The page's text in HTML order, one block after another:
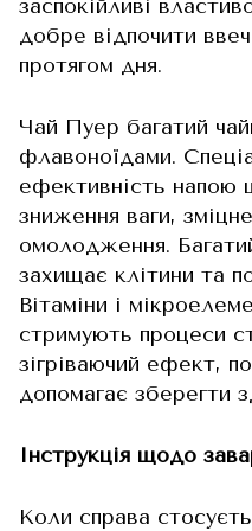
заспокійливі
добре відпочити
протягом дня.
Чай Пуер багатий
флавоноїдами.
ефективність напою
зниження ваги,
омолодження.
захищає клітини та
Вітаміни і
стримують процеси
зігріваючий ефект,
допомагає зберегти
Інструкція щодо
Коли справа